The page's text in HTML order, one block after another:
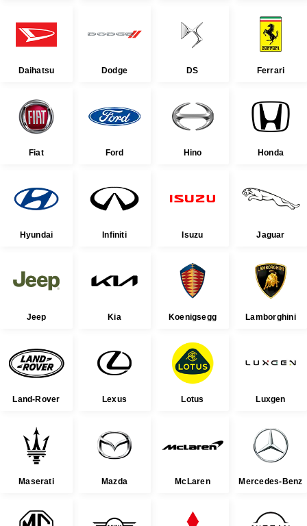
Daihatsu Dodge DS Ferrari
Fiat Ford Hino Honda
Hyundai Infiniti Isuzu Jaguar
Jeep Kia Koenigsegg Lamborghini
Land-Rover Lexus Lotus Luxgen
Maserati Mazda McLaren Mercedes-Benz